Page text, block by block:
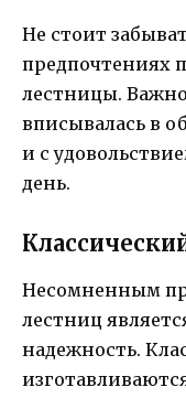
Не стоит
предпочтениях
лестницы.
вписывалась в
и с
день.
Несомненным
лестниц
надежность.